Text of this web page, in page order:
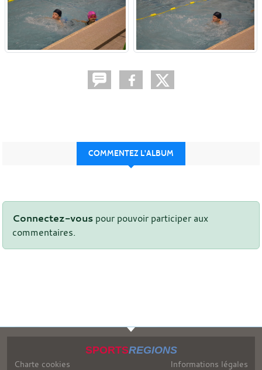
COMMENTEZ L'ALBUM
Connectez-vous pour pouvoir participer aux
commentaires.
SPORTSREGIONS
Charte cookies Informations légales